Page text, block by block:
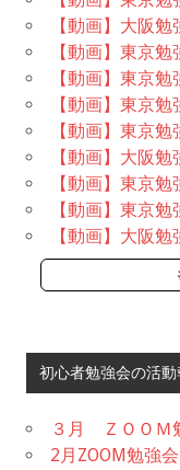
【動画】大阪
【動画】東京
【動画】東京
【動画】東京
【動画】東京
【動画】大阪
【動画】東京
【動画】東京
【動画】大阪
初心者勉強会の活動
３月 ＺＯＯＭ
2月ZOOM勉強会